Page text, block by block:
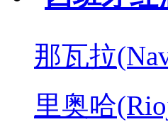
那瓦拉
里奥哈